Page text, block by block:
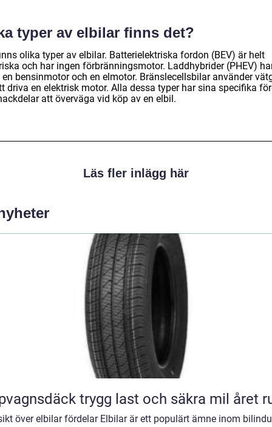
typer av elbilar finns det?
olika typer av elbilar. Batterielektriska fordon (BEV) är helt
och har ingen förbränningsmotor. Laddhybrider (PHEV)
en bensinmotor och en elmotor. Bränslecellsbilar använder
driva en elektrisk motor. Alla dessa typer har sina specifika
att överväga vid köp av en elbil.
Läs fler inlägg här
Släpvagnsdäck trygg last och säkra mil året
över elbilar fördelar Elbilar är ett populärt ämne inom